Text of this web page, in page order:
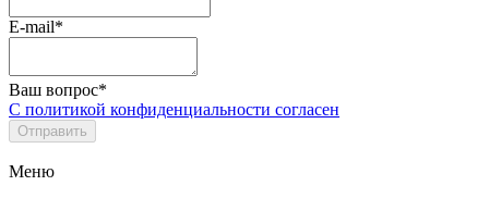
E-mail*
Ваш вопрос*
С политикой конфиденциальности согласен
Меню